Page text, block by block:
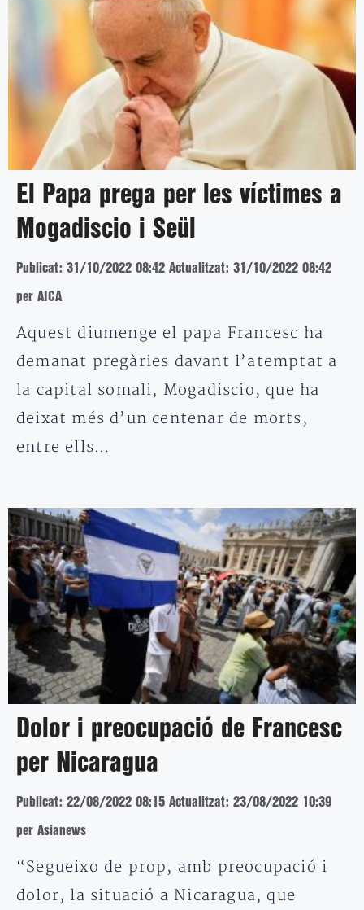
El Papa prega per les víctimes a
Mogadiscio i Seül
Publicat: 31/10/2022 08:42 Actualitzat: 31/10/2022 08:42
per AICA
Aquest diumenge el papa Francesc ha
demanat pregàries davant l’atemptat a
la capital somali, Mogadiscio, que ha
deixat més d’un centenar de morts,
entre ells…
Dolor i preocupació de Francesc
per Nicaragua
Publicat: 22/08/2022 08:15 Actualitzat: 23/08/2022 10:39
per Asianews
“Segueixo de prop, amb preocupació i
dolor, la situació a Nicaragua, que